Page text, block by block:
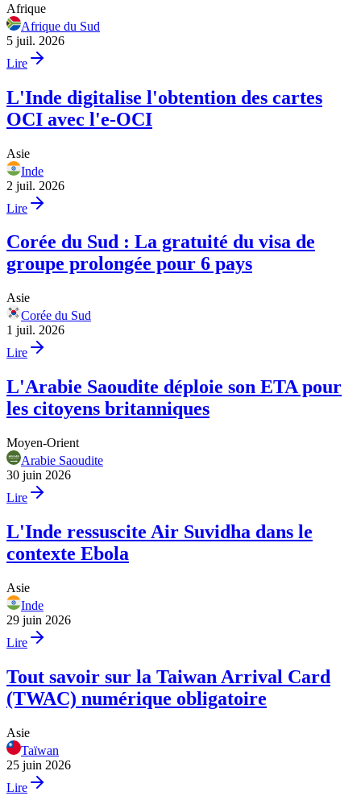
Afrique
Afrique du Sud
5 juil. 2026
Lire
L'Inde digitalise l'obtention des cartes
OCI avec l'e-OCI
Asie
Inde
2 juil. 2026
Lire
Corée du Sud : La gratuité du visa de
groupe prolongée pour 6 pays
Asie
Corée du Sud
1 juil. 2026
Lire
L'Arabie Saoudite déploie son ETA pour
les citoyens britanniques
Moyen-Orient
Arabie Saoudite
30 juin 2026
Lire
L'Inde ressuscite Air Suvidha dans le
contexte Ebola
Asie
Inde
29 juin 2026
Lire
Tout savoir sur la Taiwan Arrival Card
(TWAC) numérique obligatoire
Asie
Taïwan
25 juin 2026
Lire